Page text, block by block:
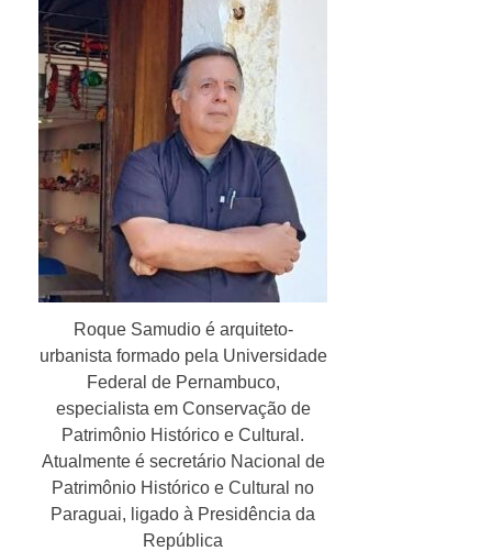
Roque Samudio é arquiteto-
urbanista formado pela Universidade
Federal de Pernambuco,
especialista em Conservação de
Patrimônio Histórico e Cultural.
Atualmente é secretário Nacional de
Patrimônio Histórico e Cultural no
Paraguai, ligado à Presidência da
República